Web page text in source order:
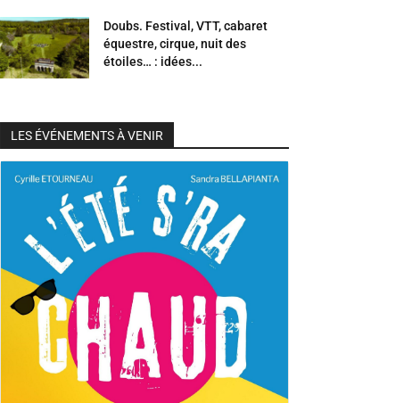
Doubs. Festival, VTT, cabaret
équestre, cirque, nuit des
étoiles… : idées...
LES ÉVÉNEMENTS À VENIR